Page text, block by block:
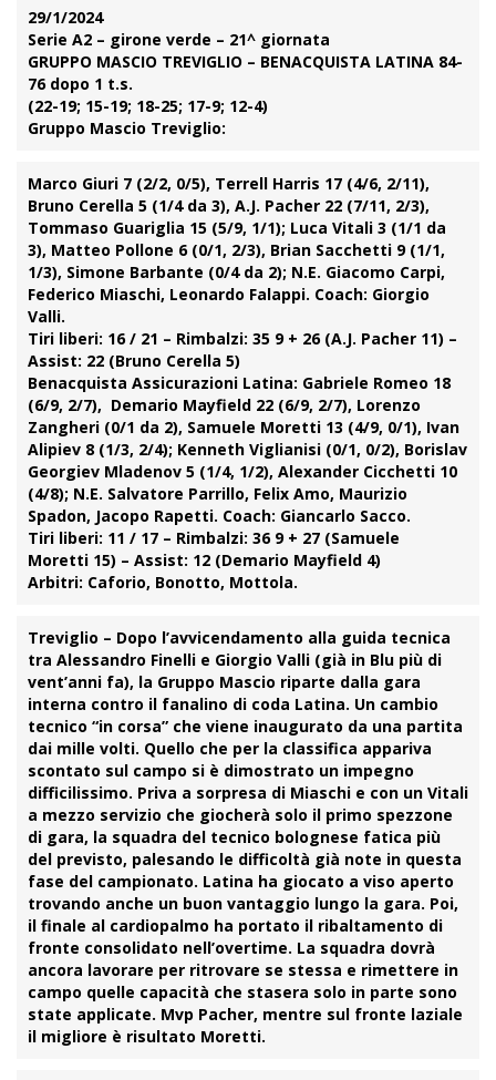
29/1/2024
Serie A2 – girone verde – 21^ giornata
GRUPPO MASCIO TREVIGLIO – BENACQUISTA LATINA 84-
76 dopo 1 t.s.
(22-19; 15-19; 18-25; 17-9; 12-4)
Gruppo Mascio Treviglio:
Marco Giuri 7 (2/2, 0/5), Terrell Harris 17 (4/6, 2/11),
Bruno Cerella 5 (1/4 da 3), A.J. Pacher 22 (7/11, 2/3),
Tommaso Guariglia 15 (5/9, 1/1); Luca Vitali 3 (1/1 da
3), Matteo Pollone 6 (0/1, 2/3), Brian Sacchetti 9 (1/1,
1/3), Simone Barbante (0/4 da 2); N.E. Giacomo Carpi,
Federico Miaschi, Leonardo Falappi. Coach: Giorgio
Valli.
Tiri liberi: 16 / 21 – Rimbalzi: 35 9 + 26 (A.J. Pacher 11) –
Assist: 22 (Bruno Cerella 5)
Benacquista Assicurazioni Latina: Gabriele Romeo 18
(6/9, 2/7), Demario Mayfield 22 (6/9, 2/7), Lorenzo
Zangheri (0/1 da 2), Samuele Moretti 13 (4/9, 0/1), Ivan
Alipiev 8 (1/3, 2/4); Kenneth Viglianisi (0/1, 0/2), Borislav
Georgiev Mladenov 5 (1/4, 1/2), Alexander Cicchetti 10
(4/8); N.E. Salvatore Parrillo, Felix Amo, Maurizio
Spadon, Jacopo Rapetti. Coach: Giancarlo Sacco.
Tiri liberi: 11 / 17 – Rimbalzi: 36 9 + 27 (Samuele
Moretti 15) – Assist: 12 (Demario Mayfield 4)
Arbitri: Caforio, Bonotto, Mottola.
Treviglio – Dopo l’avvicendamento alla guida tecnica
tra Alessandro Finelli e Giorgio Valli (già in Blu più di
vent’anni fa), la Gruppo Mascio riparte dalla gara
interna contro il fanalino di coda Latina. Un cambio
tecnico “in corsa” che viene inaugurato da una partita
dai mille volti. Quello che per la classifica appariva
scontato sul campo si è dimostrato un impegno
difficilissimo. Priva a sorpresa di Miaschi e con un Vitali
a mezzo servizio che giocherà solo il primo spezzone
di gara, la squadra del tecnico bolognese fatica più
del previsto, palesando le difficoltà già note in questa
fase del campionato. Latina ha giocato a viso aperto
trovando anche un buon vantaggio lungo la gara. Poi,
il finale al cardiopalmo ha portato il ribaltamento di
fronte consolidato nell’overtime. La squadra dovrà
ancora lavorare per ritrovare se stessa e rimettere in
campo quelle capacità che stasera solo in parte sono
state applicate. Mvp Pacher, mentre sul fronte laziale
il migliore è risultato Moretti.